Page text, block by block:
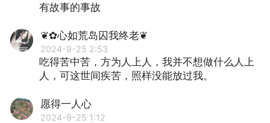
有故事的事故
❦✿心如荒岛囚我终老❦
2024-9-25 2:53
吃得苦中苦，⽅为⼈上⼈，我并不想做什么⼈上
⼈，可这世间疾苦，照样没能放过我。
愿得一人心
2024-9-25 1:12